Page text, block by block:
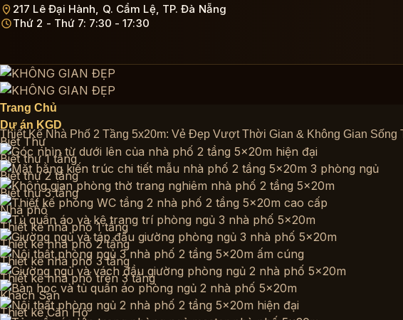
Bỏ
qua
217 Lê Đại Hành, Q. Cẩm Lệ, TP. Đà Nẵng
Thứ 2 - Thứ 7: 7:30 - 17:30
Trang Chủ
Dự án KGD
Biệt Thự
Biệt thự 1 tầng
Biệt thự 2 tầng
Biệt thự 3 tầng
Nhà phố
Thiết kế nhà phố 1 tầng
Thiết kế nhà phố 2 tầng
Thiết kế nhà phố 3 tầng
Thiết kế nhà phố trên 3 tầng
Khách Sạn
Thiết kế Căn Hộ
Thiết Kế Nhà Phố 2 Tầng 5x20m: Vẻ Đẹp Vượt Thời Gian & Không Gian Sống